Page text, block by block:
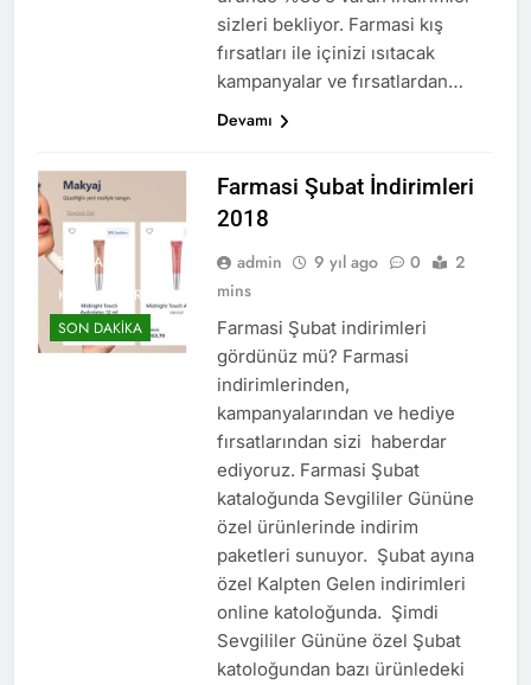
sizleri bekliyor. Farmasi kış
fırsatları ile içinizi ısıtacak
kampanyalar ve fırsatlardan…
Devamı
FARMASI
KATALOGLAR
SON DAKIKA
Farmasi Şubat İndirimleri
2018
admin 9 yıl ago 0
2
mins
Farmasi Şubat indirimleri
gördünüz mü? Farmasi
indirimlerinden,
kampanyalarından ve hediye
fırsatlarından sizi haberdar
ediyoruz. Farmasi Şubat
kataloğunda Sevgililer Gününe
özel ürünlerinde indirim
paketleri sunuyor. Şubat ayına
özel Kalpten Gelen indirimleri
online katoloğunda. Şimdi
Sevgililer Gününe özel Şubat
katoloğundan bazı ürünledeki